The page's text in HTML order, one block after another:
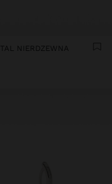
NIERDZEWNA